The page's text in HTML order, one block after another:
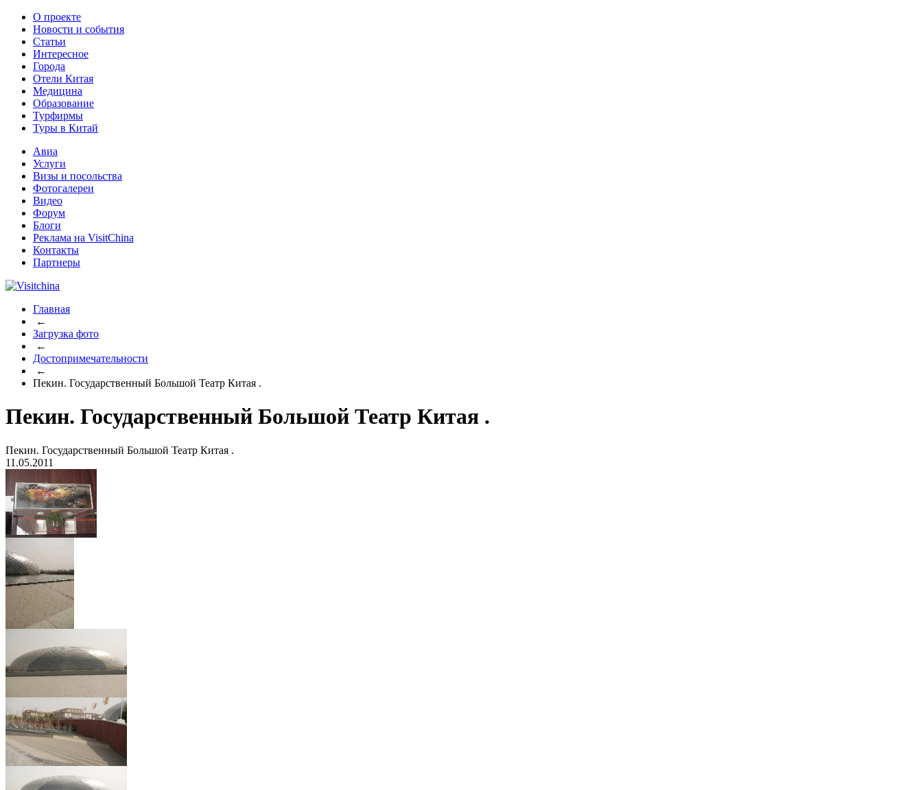
О проекте
Новости и события
Статьи
Интересное
Города
Отели Китая
Медицина
Образование
Турфирмы
Туры в Китай
Авиа
Услуги
Визы и посольства
Фотогалереи
Видео
Форум
Блоги
Реклама на VisitChina
Контакты
Партнеры
Главная
←
Загрузка фото
←
Достопримечательности
←
Пекин. Государственный Большой Театр Китая .
Пекин. Государственный Большой Театр Китая .
Пекин. Государственный Большой Театр Китая .
11.05.2011